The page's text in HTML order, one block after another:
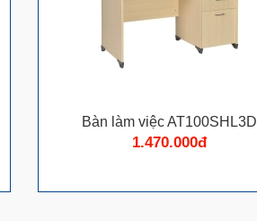
Bàn làm việc AT100SHL3D
1.470.000đ